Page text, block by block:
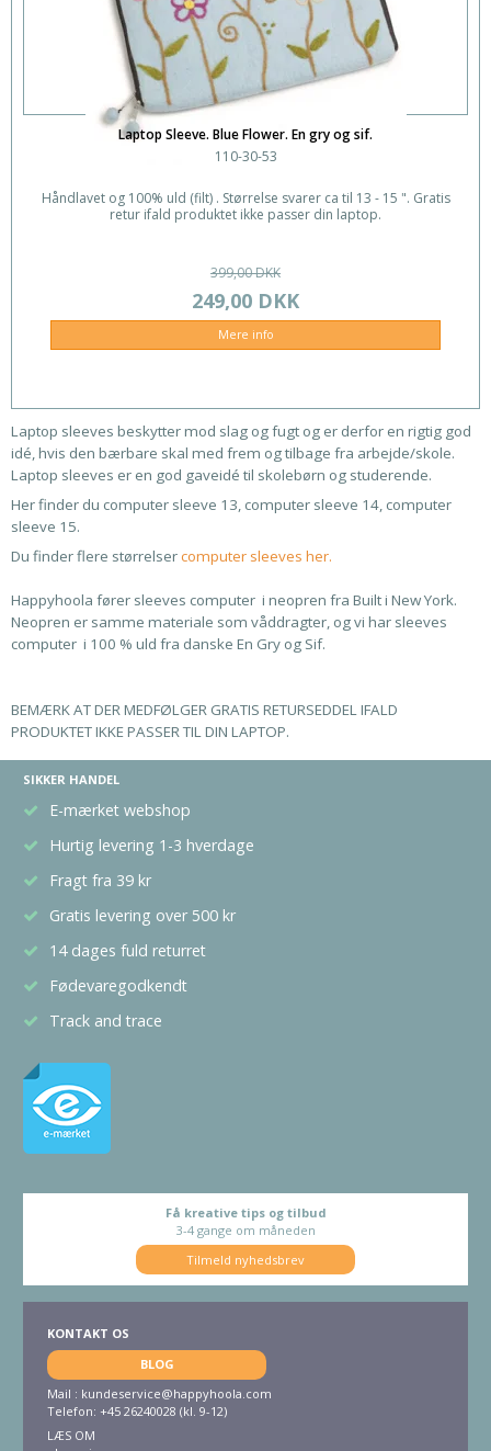
Laptop Sleeve. Blue Flower. En gry og sif.
110-30-53
Håndlavet og 100% uld (filt) . Størrelse svarer ca til 13 - 15 ". Gratis
retur ifald produktet ikke passer din laptop.
399,00 DKK
249,00 DKK
Mere info
Laptop sleeves beskytter mod slag og fugt og er derfor en rigtig god
idé, hvis den bærbare skal med frem og tilbage fra arbejde/skole.
Laptop sleeves er en god gaveidé til skolebørn og studerende.
Her finder du computer sleeve 13, computer sleeve 14, computer
sleeve 15.
Du finder flere størrelsercomputer sleeves her.
Happyhoola fører sleeves computer i neopren fra Built i New York.
Neopren er samme materiale som våddragter, og vi har sleeves
computer i 100 % uld fra danske En Gry og Sif.
BEMÆRK AT DER MEDFØLGER GRATIS RETURSEDDEL IFALD
PRODUKTET IKKE PASSER TIL DIN LAPTOP.
SIKKER HANDEL
E-mærket webshop
Hurtig levering 1-3 hverdage
Fragt fra 39 kr
Gratis levering over 500 kr
14 dages fuld returret
Fødevaregodkendt
Track and trace
Få kreative tips og tilbud
3-4 gange om måneden
Tilmeld nyhedsbrev
KONTAKT OS
BLOG
Mail : kundeservice@happyhoola.com
Telefon: +45 26240028 (kl. 9-12)
LÆS OM